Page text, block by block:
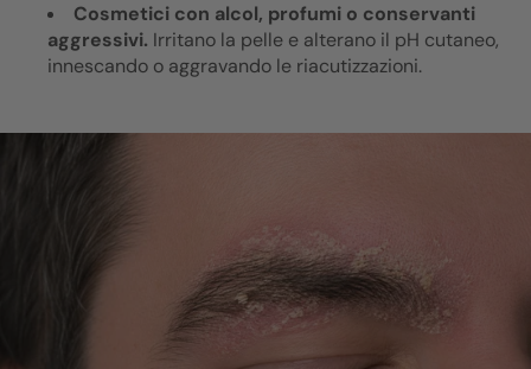
Cosmetici con alcol, profumi o conservanti
aggressivi. Irritano la pelle e alterano il pH cutaneo,
innescando o aggravando le riacutizzazioni.